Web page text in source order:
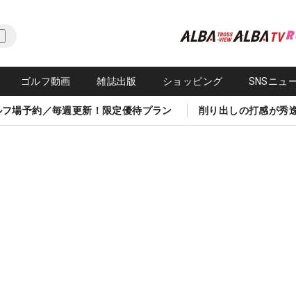
ゴルフ動画 雑誌出版 ショッピング SNSニュ
フ場予約／毎週更新！限定優待プラン 削り出しの打感が秀